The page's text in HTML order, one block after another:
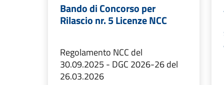
Bando di Concorso per
Rilascio nr. 5 Licenze NCC
Regolamento NCC del
30.09.2025 - DGC 2026-26 del
26.03.2026